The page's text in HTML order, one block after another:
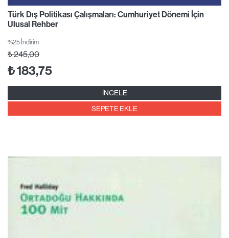
Türk Dış Politikası Çalışmaları: Cumhuriyet Dönemi İçin
Ulusal Rehber
%25 İndirim
₺245,00
₺183,75
İNCELE
SEPETE EKLE